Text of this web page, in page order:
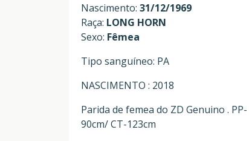
Nascimento: 31/12/1969
Raça: LONG HORN
Sexo: Fêmea
Tipo sanguíneo: PA
NASCIMENTO : 2018
Parida de femea do ZD Genuino . PP-
90cm/ CT-123cm